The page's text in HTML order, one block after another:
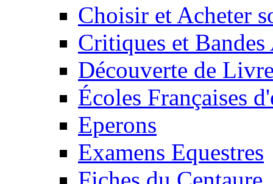
Choisir et Acheter
Critiques et
Découverte de
Écoles Françaises
Eperons
Examens Equestres